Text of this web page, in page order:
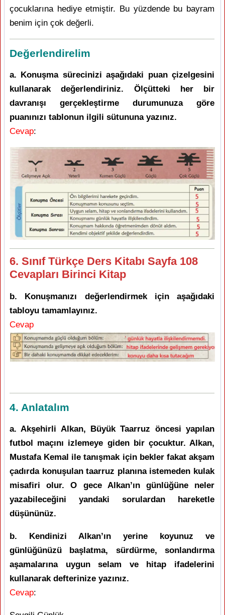
çocuklarına hediye etmiştir. Bu yüzdende bu bayram
benim için çok değerli.
Değerlendirelim
a. Konuşma sürecinizi aşağıdaki puan çizelgesini
kullanarak değerlendiriniz. Ölçütteki her bir
davranışı gerçekleştirme durumunuza göre
puanınızı tablonun ilgili sütununa yazınız.
Cevap:
6. Sınıf Türkçe Ders Kitabı Sayfa 108
Cevapları Birinci Kitap
b. Konuşmanızı değerlendirmek için aşağıdaki
tabloyu tamamlayınız.
Cevap
4. Anlatalım
a. Akşehirli Alkan, Büyük Taarruz öncesi yapılan
futbol maçını izlemeye giden bir çocuktur. Alkan,
Mustafa Kemal ile tanışmak için bekler fakat akşam
çadırda konuşulan taarruz planına istemeden kulak
misafiri olur. O gece Alkan’ın günlüğüne neler
yazabileceğini yandaki sorulardan hareketle
düşününüz.
b. Kendinizi Alkan’ın yerine koyunuz ve
günlüğünüzü başlatma, sürdürme, sonlandırma
aşamalarına uygun selam ve hitap ifadelerini
kullanarak defterinize yazınız.
Cevap: